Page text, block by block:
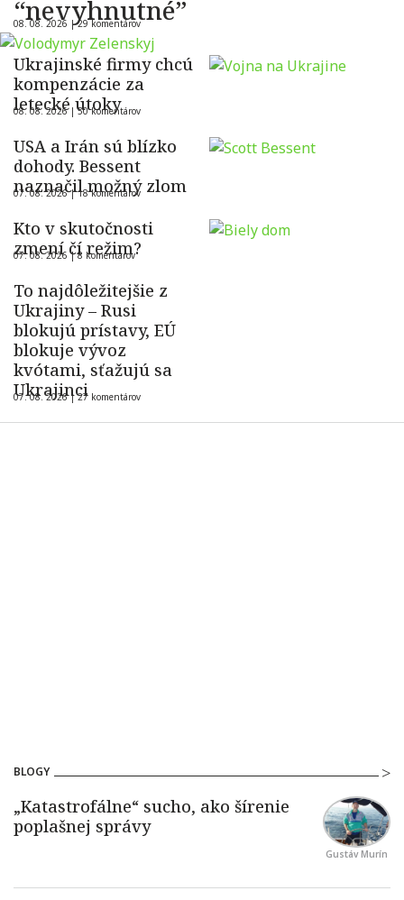
“nevyhnutné”
08. 08. 2026 |29 komentárov
Ukrajinské firmy chcú
kompenzácie za
letecké útoky
08. 08. 2026 |50 komentárov
USA a Irán sú blízko
dohody. Bessent
naznačil možný zlom
07. 08. 2026 |18 komentárov
Kto v skutočnosti
zmení čí režim?
07. 08. 2026 |8 komentárov
To najdôležitejšie z
Ukrajiny – Rusi
blokujú prístavy, EÚ
blokuje vývoz
kvótami, sťažujú sa
Ukrajinci
07. 08. 2026 |27 komentárov
BLOGY
Gustáv Murín